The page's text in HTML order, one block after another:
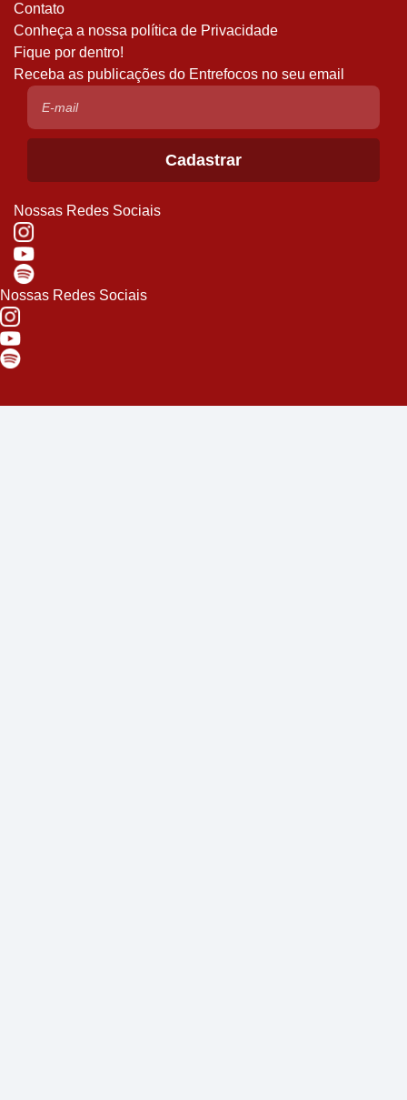
Contato
Conheça a nossa política de Privacidade
Fique por dentro!
Receba as publicações do Entrefocos no seu email
Nossas Redes Sociais
Nossas Redes Sociais